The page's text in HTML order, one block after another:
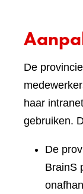
De
haar
gebruiken.
De
BrainS